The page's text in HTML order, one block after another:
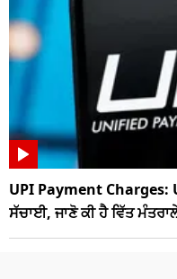
UPI Payment Charges:
ਸੱਚਾਈ, ਜਾਣੋ ਕੀ ਹੈ ਵਿੱਤ